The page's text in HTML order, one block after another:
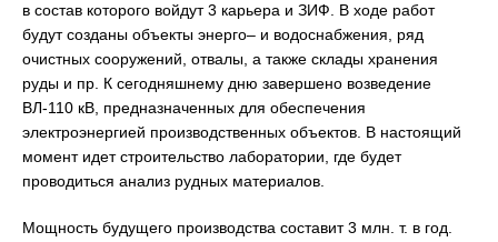
в состав которого войдут 3 карьера и ЗИФ. В ходе работ
будут созданы объекты энерго– и водоснабжения, ряд
очистных сооружений, отвалы, а также склады хранения
руды и пр. К сегодняшнему дню завершено возведение
ВЛ-110 кВ, предназначенных для обеспечения
электроэнергией производственных объектов. В настоящий
момент идет строительство лаборатории, где будет
проводиться анализ рудных материалов.
Мощность будущего производства составит 3 млн. т. в год.